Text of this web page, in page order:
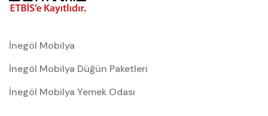
İnegöl Mobilya
İnegöl Mobilya Düğün Paketleri
İnegöl Mobilya Yemek Odası